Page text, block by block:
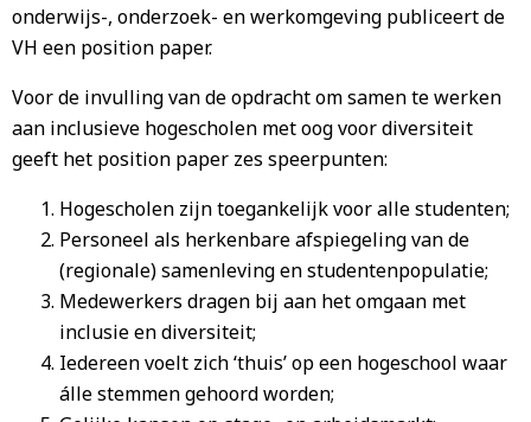
onderwijs-, onderzoek- en werkomgeving publiceert de
VH een position paper.
Voor de invulling van de opdracht om samen te werken
aan inclusieve hogescholen met oog voor diversiteit
geeft het position paper zes speerpunten:
Hogescholen zijn toegankelijk voor alle studenten;
Personeel als herkenbare afspiegeling van de
(regionale) samenleving en studentenpopulatie;
Medewerkers dragen bij aan het omgaan met
inclusie en diversiteit;
Iedereen voelt zich ‘thuis’ op een hogeschool waar
álle stemmen gehoord worden;